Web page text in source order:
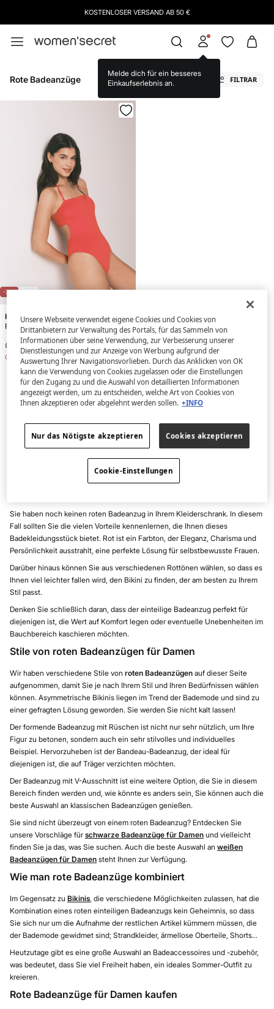
KOSTENLOSER VERSAND AB 50 €
Melde dich für ein besseres
Einkaufserlebnis an.
Rote Badeanzüge FILTRAR
-71% TEEN
HI&BYE
Roter Bandeau-Badeanzug
9,99 € 34,99 €
Gesamtersparnis 25,00 €
Rote Badeanzüge für Damen
Einteilige Badeanzüge liegen weiterhin im Trend der Bademode. Um den
berücksichtigen, dass sie sich an die heutige Zeit angepasst haben.
In diesem Bereich finden Sie eine umfangreiche Kollektion vonroten
Badeanzügen für Damen
, ein sehr schmeichelhafter Farbton, der mit
Sicherheit zu Ihrer Lieblingswahl für den Strand wird.
Sie haben noch keinen roten Badeanzug in Ihrem Kleiderschrank. In diesem
Fall sollten Sie die vielen Vorteile kennenlernen, die Ihnen dieses
Badekleidungsstück bietet. Rot ist ein Farbton, der Eleganz, Charisma und
Persönlichkeit ausstrahlt, eine perfekte Lösung für selbstbewusste Frauen.
Darüber hinaus können Sie aus verschiedenen Rottönen wählen, so dass es
Ihnen viel leichter fallen wird, den Bikini zu finden, der am besten zu Ihrem
Stil passt.
Denken Sie schließlich daran, dass der einteilige Badeanzug perfekt für
diejenigen ist, die Wert auf Komfort legen oder eventuelle Unebenheiten im
Bauchbereich kaschieren möchten.
Stile von roten Badeanzügen für Damen
Wir haben verschiedene Stile von roten Badeanzügen auf dieser Seite
aufgenommen, damit Sie je nach Ihrem Stil und Ihren Bedürfnissen wählen
können. Asymmetrische Bikinis liegen im Trend der Bademode und sind zu
einer gefragten Lösung geworden. Sie werden Sie nicht kalt lassen!
Der formende Badeanzug mit Rüschen ist nicht nur sehr nützlich, um Ihre
Figur zu betonen, sondern auch ein sehr stilvolles und individuelles
Beispiel. Hervorzuheben ist der Bandeau-Badeanzug, der ideal für
diejenigen ist, die auf Träger verzichten möchten.
Der Badeanzug mit V-Ausschnitt ist eine weitere Option, die Sie in diesem
Bereich finden werden und, wie könnte es anders sein, Sie können auch die
beste Auswahl an klassischen Badeanzügen genießen.
Sie sind nicht überzeugt von einem roten Badeanzug? Entdecken Sie
unsere Vorschläge für schwarze Badeanzüge für Damen und vielleicht
finden Sie ja das, was Sie suchen. Auch die beste Auswahl an weißen
Badeanzügen für Damen steht Ihnen zur Verfügung.
Wie man rote Badeanzüge kombiniert
Im Gegensatz zu Bikinis, die verschiedene Möglichkeiten zulassen, hat die
Kombination eines roten einteiligen Badeanzugs kein Geheimnis, so dass
Sie sich nur um die Aufnahme der restlichen Artikel kümmern müssen, die
der Bademode gewidmet sind; Strandkleider, ärmellose Oberteile, Shorts...
Heutzutage gibt es eine große Auswahl an Badeaccessoires und -zubehör,
was bedeutet, dass Sie viel Freiheit haben, ein ideales Sommer-Outfit zu
kreieren.
Rote Badeanzüge für Damen kaufen
Unsere Webseite verwendet eigene Cookies und Cookies von
Drittanbietern zur Verwaltung des Portals, für das Sammeln von
Informationen über seine Verwendung, zur Verbesserung unserer
Dienstleistungen und zur Anzeige von Werbung aufgrund der
Auswertung Ihrer Navigationsvorlieben. Durch das Anklicken von OK
kann die Verwendung von Cookies zugelassen oder die Einstellungen
für den Zugang zu und die Auswahl von detaillierten Informationen
angezeigt werden, um zu entscheiden, welche Art von Cookies von
Ihnen akzeptieren oder abgelehnt werden sollen. +INFO
Nur das Nötigste akzeptieren Cookies akzeptieren
Cookie-Einstellungen